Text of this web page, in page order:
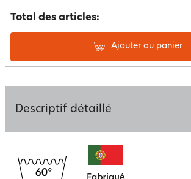
Total des articles:
Ajouter au panier
Descriptif détaillé